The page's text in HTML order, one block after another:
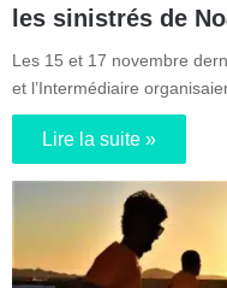
les sinistrés de
Les 15 et 17 novembre
et l’Intermédiaire
Lire la suite »